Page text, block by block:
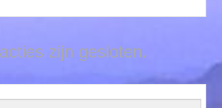
zijn gesloten.